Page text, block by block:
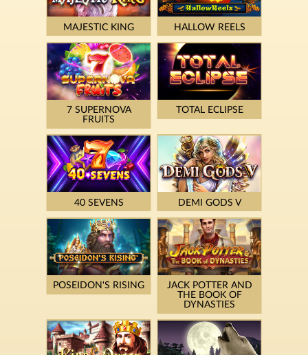
MAJESTIC KING HALLOW REELS
7 SUPERNOVA
FRUITS
TOTAL ECLIPSE
40 SEVENS DEMI GODS V
POSEIDON'S RISING
JACK POTTER AND
THE BOOK OF
DYNASTIES